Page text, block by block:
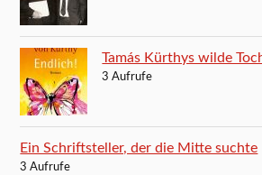
Tamás Kürthys wilde
3 Aufrufe
Ein Schriftsteller, der die Mitte suchte
3 Aufrufe